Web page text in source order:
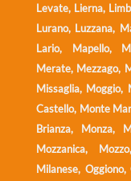
Levate, Lierna,
Lurano, Luzzana,
Lario, Mapello,
Merate, Mezzago,
Missaglia, Moggio,
Castello, Monte
Brianza, Monza,
Mozzanica,
Milanese,